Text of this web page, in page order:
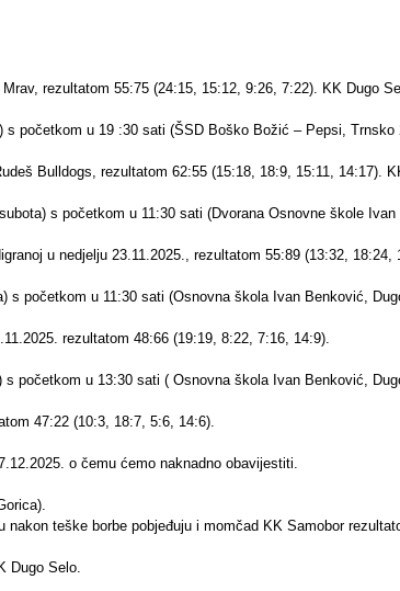
rezultatom 55:75 (24:15, 15:12, 9:26, 7:22). KK Dugo
početkom u 19 :30 sati (ŠSD Boško Božić – Pepsi, Trnsko
Bulldogs, rezultatom 62:55 (15:18, 18:9, 15:11, 14:17).
s početkom u 11:30 sati (Dvorana Osnovne škole Ivan
u nedjelju 23.11.2025., rezultatom 55:89 (13:32, 18:24,
početkom u 11:30 sati (Osnovna škola Ivan Benković,
rezultatom 48:66 (19:19, 8:22, 7:16, 14:9).
početkom u 13:30 sati ( Osnovna škola Ivan Benković,
47:22 (10:3, 18:7, 5:6, 14:6).
o čemu ćemo naknadno obavijestiti.
teške borbe pobjeđuju i momčad KK Samobor
Dugo Selo.